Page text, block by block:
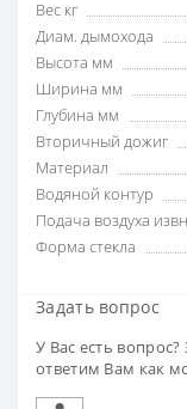
Вес кг
Диам. дымохода
Высота мм
Ширина мм
Глубина мм
Вторичный дожиг
Материал
Водяной контур
Подача воздуха
Форма стекла
Задать вопрос
У Вас есть
ответим Вам как